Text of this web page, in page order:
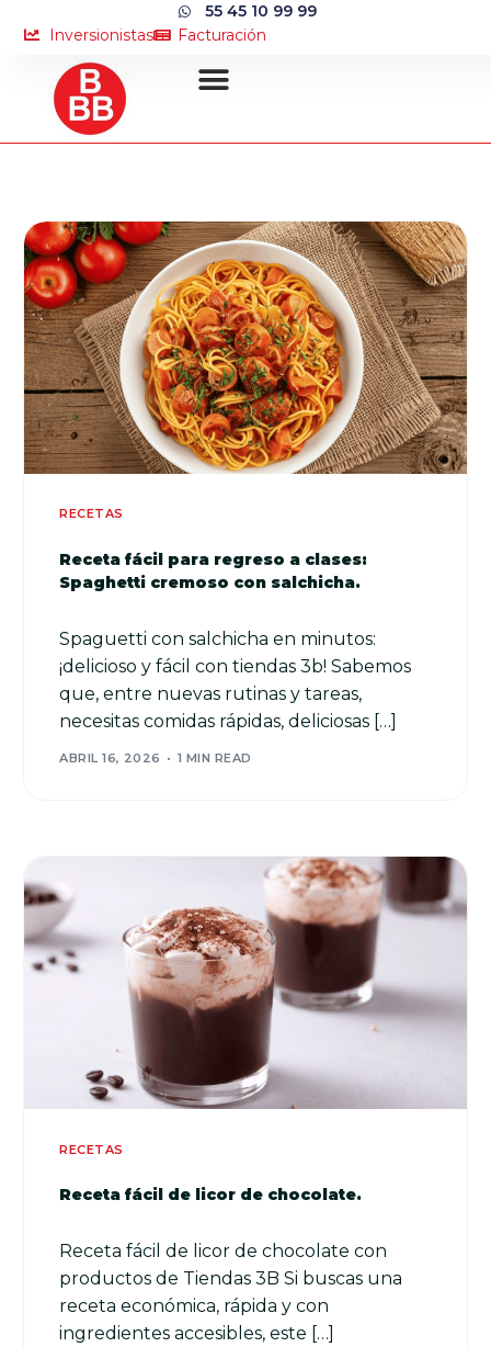
55 45 10 99 99
Inversionistas
Facturación
RECETAS
Receta fácil para regreso a clases:
Spaghetti cremoso con salchicha.
Spaguetti con salchicha en minutos:
¡delicioso y fácil con tiendas 3b! Sabemos
que, entre nuevas rutinas y tareas,
necesitas comidas rápidas, deliciosas […]
ABRIL 16, 2026 1 MIN READ
RECETAS
Receta fácil de licor de chocolate.
Receta fácil de licor de chocolate con
productos de Tiendas 3B Si buscas una
receta económica, rápida y con
ingredientes accesibles, este […]